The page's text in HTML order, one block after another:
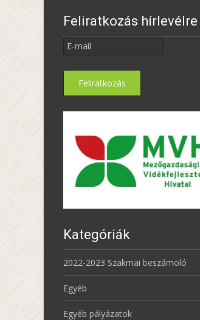
Feliratkozás hírlevélre
Kategóriák
2022-2023 Szakmai beszámoló
Egyéb
Egyéb pályázatok